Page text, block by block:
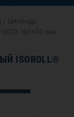
/ Цилиндр
2023 162×30 мм
ISOROLL®